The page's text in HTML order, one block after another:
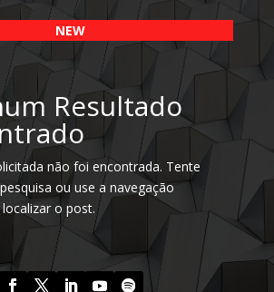
NEW
Resultado
não foi encontrada. Tente
ou use a navegação
o post.